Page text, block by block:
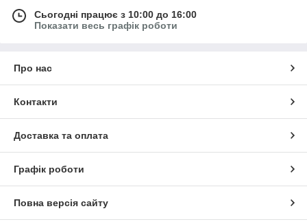
Сьогодні працює з 10:00 до 16:00
Показати весь графік роботи
Про нас
Контакти
Доставка та оплата
Графік роботи
Повна версія сайту